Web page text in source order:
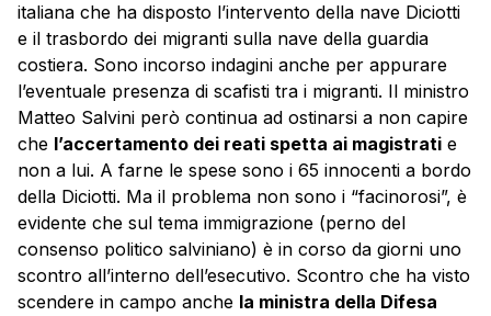
italiana che ha disposto l’intervento della nave Diciotti
e il trasbordo dei migranti sulla nave della guardia
costiera. Sono incorso indagini anche per appurare
l’eventuale presenza di scafisti tra i migranti. Il ministro
Matteo Salvini però continua ad ostinarsi a non capire
che l’accertamento dei reati spetta ai magistrati e
non a lui. A farne le spese sono i 65 innocenti a bordo
della Diciotti. Ma il problema non sono i “facinorosi”, è
evidente che sul tema immigrazione (perno del
consenso politico salviniano) è in corso da giorni uno
scontro all’interno dell’esecutivo. Scontro che ha visto
scendere in campo anche la ministra della Difesa